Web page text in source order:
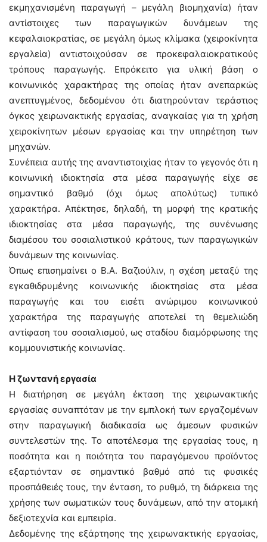
εκμηχανισμένη παραγωγή – μεγάλη βιομηχανία) ήταν
αντίστοιχες των παραγωγικών δυνάμεων της
κεφαλαιοκρατίας, σε μεγάλη όμως κλίμακα (χειροκίνητα
εργαλεία) αντιστοιχούσαν σε προκεφαλαιοκρατικούς
τρόπους παραγωγής. Επρόκειτο για υλική βάση ο
κοινωνικός χαρακτήρας της οποίας ήταν ανεπαρκώς
ανεπτυγμένος, δεδομένου ότι διατηρούνταν τεράστιος
όγκος χειρωνακτικής εργασίας, αναγκαίας για τη χρήση
χειροκίνητων μέσων εργασίας και την υπηρέτηση των
μηχανών.
Συνέπεια αυτής της αναντιστοιχίας ήταν το γεγονός ότι η
κοινωνική ιδιοκτησία στα μέσα παραγωγής είχε σε
σημαντικό βαθμό (όχι όμως απολύτως) τυπικό
χαρακτήρα. Απέκτησε, δηλαδή, τη μορφή της κρατικής
ιδιοκτησίας στα μέσα παραγωγής, της συνένωσης
διαμέσου του σοσιαλιστικού κράτους, των παραγωγικών
δυνάμεων της κοινωνίας.
Όπως επισημαίνει ο Β.Α. Βαζιούλιν, η σχέση μεταξύ της
εγκαθιδρυμένης κοινωνικής ιδιοκτησίας στα μέσα
παραγωγής και του εισέτι ανώριμου κοινωνικού
χαρακτήρα της παραγωγής αποτελεί τη θεμελιώδη
αντίφαση του σοσιαλισμού, ως σταδίου διαμόρφωσης της
κομμουνιστικής κοινωνίας.
Η ζωντανή εργασία
Η διατήρηση σε μεγάλη έκταση της χειρωνακτικής
εργασίας συναπτόταν με την εμπλοκή των εργαζομένων
στην παραγωγική διαδικασία ως άμεσων φυσικών
συντελεστών της. Το αποτέλεσμα της εργασίας τους, η
ποσότητα και η ποιότητα του παραγόμενου προϊόντος
εξαρτιόνταν σε σημαντικό βαθμό από τις φυσικές
προσπάθειές τους, την ένταση, το ρυθμό, τη διάρκεια της
χρήσης των σωματικών τους δυνάμεων, από την ατομική
δεξιοτεχνία και εμπειρία.
Δεδομένης της εξάρτησης της χειρωνακτικής εργασίας,